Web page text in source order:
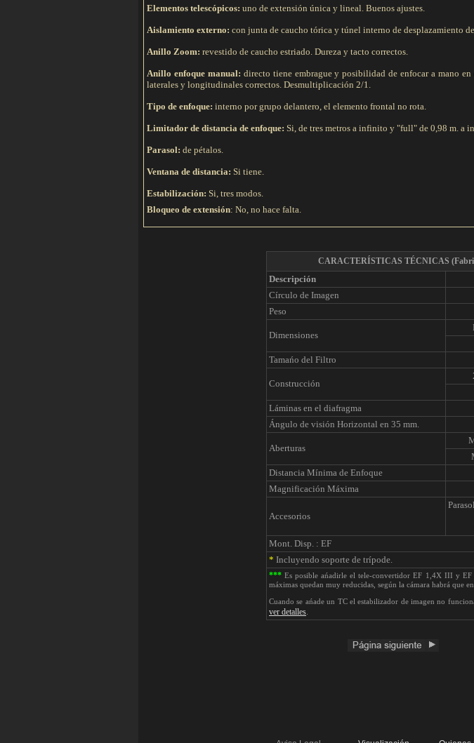
Elementos telescópicos: uno de extensión única y lineal. Buenos ajustes.
Aislamiento externo: con junta de caucho tórica y túnel interno de desplazamiento
Anillo Zoom: revestido de caucho estriado. Dureza y tacto correctos.
Anillo enfoque manual: directo tiene embrague y posibilidad de enfocar a mano
laterales y longitudinales correctos. Desmultiplicación 2/1.
Tipo de enfoque: interno por grupo delantero, el elemento frontal no rota.
Limitador de distancia de enfoque: Si, de tres metros a infinito y "full" de 0,98 m. a
Parasol: de pétalos.
Ventana de distancia: Si tiene.
Estabilización: Si, tres modos.
Bloqueo de extensión: No, no hace falta.
CARACTERÍSTICAS TÉCNICAS
Descripción
Círculo de Imagen
Peso
Dimensiones
Tamańo del Filtro
Construcción
Láminas en el diafragma
Ángulo de visión Horizontal en 35 mm.
Aberturas
Distancia Mínima de Enfoque
Magnificación Máxima
Accesorios
Mont. Disp. : EF
* Incluyendo soporte de trípode.
*** Es posible ańadirle el tele-convertidor EF 1,4X III y
máximas quedan muy reducidas, según la cámara habrá que
Cuando se ańade un TC el estabilizador de imagen no
ver detalles.